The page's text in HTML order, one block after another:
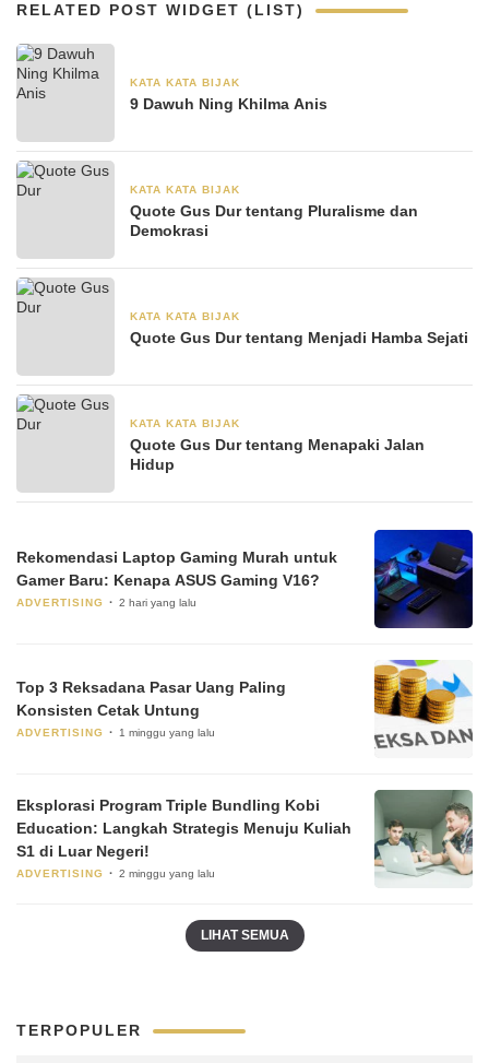
RELATED POST WIDGET (LIST)
KATA KATA BIJAK
9 Dawuh Ning Khilma Anis
KATA KATA BIJAK
Quote Gus Dur tentang Pluralisme dan
Demokrasi
KATA KATA BIJAK
Quote Gus Dur tentang Menjadi Hamba Sejati
KATA KATA BIJAK
Quote Gus Dur tentang Menapaki Jalan
Hidup
Rekomendasi Laptop Gaming Murah untuk
Gamer Baru: Kenapa ASUS Gaming V16?
ADVERTISING 2 hari yang lalu
Top 3 Reksadana Pasar Uang Paling
Konsisten Cetak Untung
ADVERTISING 1 minggu yang lalu
Eksplorasi Program Triple Bundling Kobi
Education: Langkah Strategis Menuju Kuliah
S1 di Luar Negeri!
ADVERTISING 2 minggu yang lalu
LIHAT SEMUA
TERPOPULER